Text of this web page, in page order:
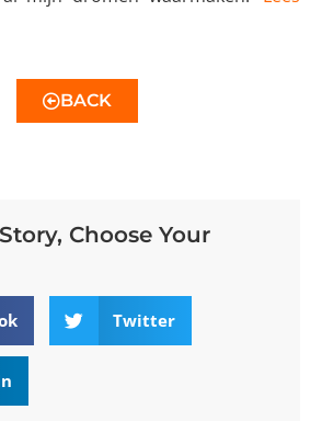
BACK
Choose Your
Twitter